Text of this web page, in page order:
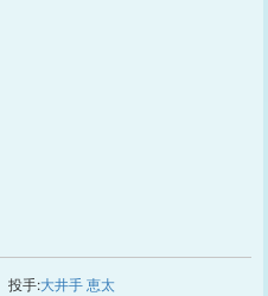
投手:大井手 恵太